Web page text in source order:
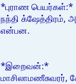
*புராண பெயர்கள்:*
நந்தி க்ஷேத்திரம்,
என்பன.
*இறைவன்:*
மாசிலாமணீசுவரர்,